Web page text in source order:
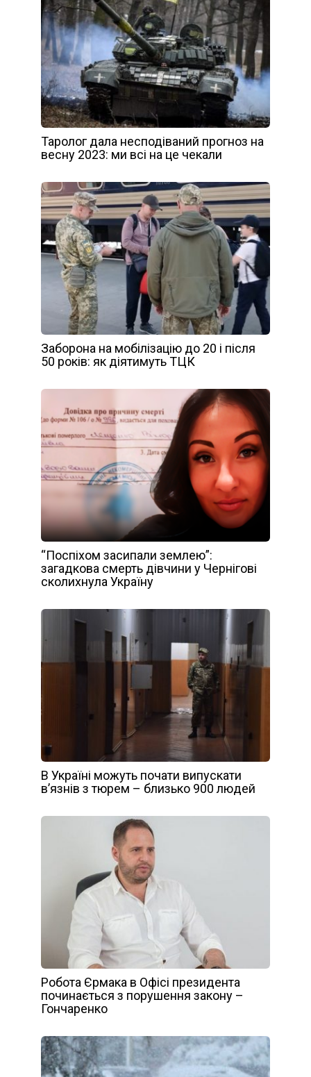
Таролог дала несподіваний прогноз на
весну 2023: ми всі на це чекали
Заборона на мобілізацію до 20 і після
50 років: як діятимуть ТЦК
“Поспіхом засипали землею”:
загадкова смерть дівчини у Чернігові
сколихнула Україну
В Україні можуть почати випускати
в’язнів з тюрем – близько 900 людей
Робота Єрмака в Офісі президента
починається з порушення закону –
Гончаренко